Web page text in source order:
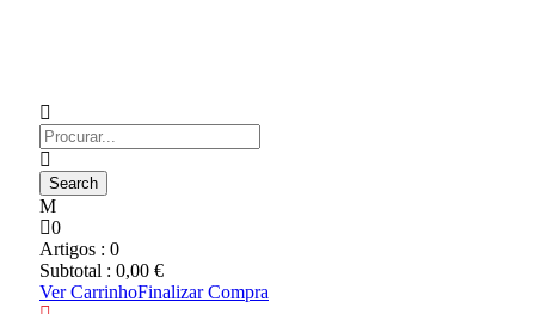
0
Artigos : 0
Subtotal : 0,00 €
Ver CarrinhoFinalizar Compra